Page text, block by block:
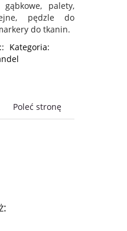
palety,
pędzle do
do tkanin.
:: Kategoria:
Poleć stronę